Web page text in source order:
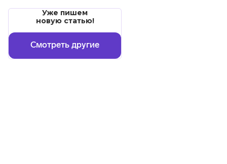
Уже пишем
новую статью!
Смотреть другие